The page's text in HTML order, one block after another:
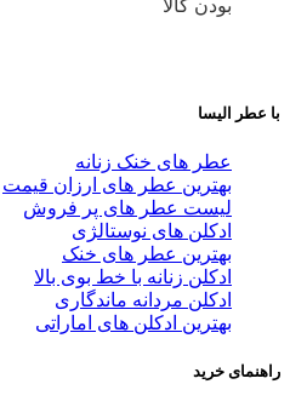
بودن کالا
با عطر الیسا
عطر های خنک زنانه
بهترین عطر های ارزان قیمت
لیست عطر های پر فروش
ادکلن های نوستالژی
بهترین عطر های خنک
ادکلن زنانه با خط بوی بالا
ادکلن مردانه ماندگاری
بهترین ادکلن های اماراتی
راهنمای خرید